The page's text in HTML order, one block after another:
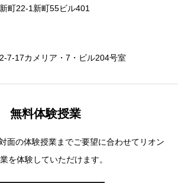
町22-1新町55ビル401
7-17カメリア・7・ビル204号室
無料体験授業
面の体験授業までご要望に合わせてリオン
を体験していただけます。